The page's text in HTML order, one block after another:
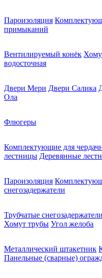
Пароизоляция
примыканий
Вентилируемый конёк
водосточная
Двери Мери Двери Салика
Ола
Флюгеры
Комплектующие для
лестницы Деревянные
Пароизоляция
снегозадержатели
Трубчатые снегозадержатели
Хомут трубы Угол желоба
Металлический штакетник
Панельные (сварные)